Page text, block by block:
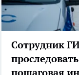
Сотрудник